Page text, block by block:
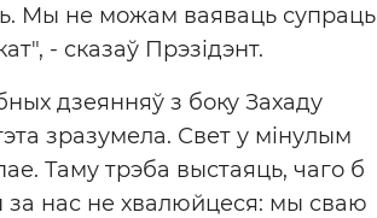
Мы не можам ваяваць супраць
- сказаў Прэзідэнт.
дзеянняў з боку Захаду
зразумела. Свет у мінулым
Таму трэба выстаяць, чаго б
за нас не хвалюйцеся: мы сваю